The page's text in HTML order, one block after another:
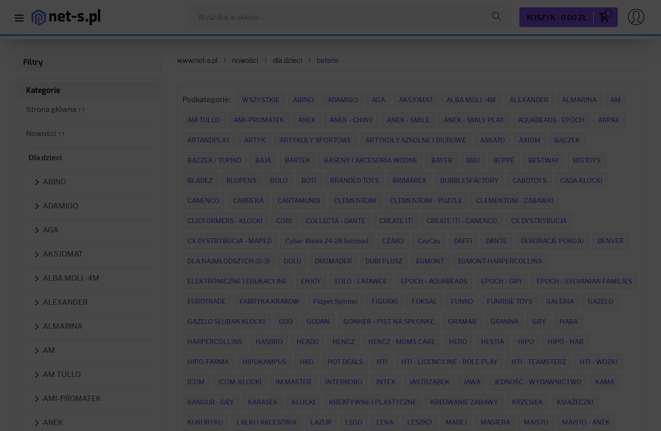
KOSZYK - 0.00 ZŁ 0
Filtry
Kategorie
Strona główna ↑↑
Nowości ↑↑
Dla dzieci
 ABINO
 ADAMIGO
 AGA
 AKSJOMAT
 ALBA MOLI -4M
 ALEXANDER
 ALMARINA
 AM
 AM TULLO
 AMI-PROMATEK
 ANEK
www.net-s.pl nowości dla dzieci baterie
Podkategorie: WSZYSTKIE ABINO ADAMIGO AGA AKSJOMAT ALBA MOLI -4M ALEXANDER ALMARINA AM
AM TULLO AMI-PROMATEK ANEK ANEK - CHINY ANEK - SMILE ANEK - SMILY PLAY AQUABEADS - EPOCH ARPAX
ARTANDPLAY ARTYK ARTYKUŁY SPORTOWE ARTYKUŁY SZKOLNE I BIUROWE ASKATO AXIOM BĄCZEK
BĄCZEK / TUPIKO BAJA BARTEK BASENY I AKCESORIA WODNE BAYER BBU BEPPE BESTWAY BIGTOYS
BLADEZ BLOPENS BOLO BOTI BRANDED TOYS BRIMAREX BUBBLESFACTORY CABOTOYS CADA KLOCKI
CANENCO CARRERA CARTAMUNDI CLEMENTONI CLEMENTONI - PUZZLE CLEMENTONI - ZABAWKI
CLICFORMERS - KLOCKI COBI COLLECTA - DANTE CREATE IT! CREATE IT! - CANENCO CX DYSTRYBUCJA
CX DYSTRYBUCJA - MAPED Cyber Week 24-28 listopad CZAKO CzuCzu DAFFI DANTE DEKORACJE POKOJU DENVER
DLA NAJMŁODSZYCH (0-3) DOLU DROMADER DUBI PLUSZ EGMONT EGMONT-HARPERCOLLINS
ELEKTRONICZNE I EDUKACYJNE ENJOY EOLO - LATAWCE EPOCH - AQUABEADS EPOCH - GRY EPOCH - SYLVANIAN FAMILIES
EUROTRADE FABRYKA KRAKOW Fidget Spinner FIGURKI FOKSAL FUNKO FUNRISE TOYS GALERIA GAZELO
GAZELO SLUBAN KLOCKI GDD GODAN GONHER - PIST. NA SPŁONKĘ GRAMAR GRANNA GRY HABA
HARPERCOLLINS HASBRO HEADU HENCZ HENCZ - MOMS CARE HERO HESTIA HIPO HIPO - HAB
HIPO-FARMA HIPOKAMPUS HKG HOT DEALS HTI HTI - LICENCYJNE - ROLE PLAY HTI - TEAMSTERZ HTI - WOZKI
ICOM ICOM-KLOCKI IM.MASTER INTERKOBO INTEX JASTRZĄBEK JAWA JEDNOŚĆ - WYDAWNICTWO KAMA
KANGUR - GRY KARASEK KLOCKI KREATYWNE I PLASTYCZNE KREOWANIE ZABAWY KRZESIEK KSIĄŻECZKI
KUKURYKU LALKI I AKCESORIA LAZUR LEGO LENA LESZKO MADEJ MAGIERA MAISTO MAISTO - ANEK